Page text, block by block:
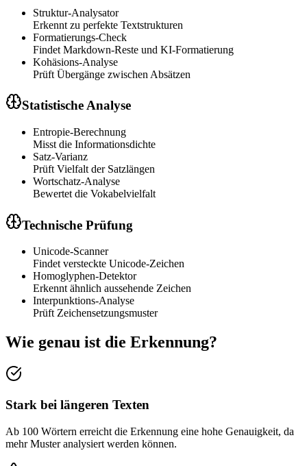
Struktur-Analysator
Erkennt zu perfekte Textstrukturen
Formatierungs-Check
Findet Markdown-Reste und KI-Formatierung
Kohäsions-Analyse
Prüft Übergänge zwischen Absätzen
Statistische Analyse
Entropie-Berechnung
Misst die Informationsdichte
Satz-Varianz
Prüft Vielfalt der Satzlängen
Wortschatz-Analyse
Bewertet die Vokabelvielfalt
Technische Prüfung
Unicode-Scanner
Findet versteckte Unicode-Zeichen
Homoglyphen-Detektor
Erkennt ähnlich aussehende Zeichen
Interpunktions-Analyse
Prüft Zeichensetzungsmuster
Wie genau ist die Erkennung?
Stark bei längeren Texten
Ab 100 Wörtern erreicht die Erkennung eine hohe Genauigkeit, da
mehr Muster analysiert werden können.